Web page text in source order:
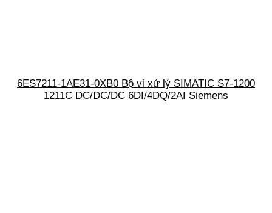
6ES7211-1AE31-0XB0 Bộ vi xử lý SIMATIC S7-1200
1211C DC/DC/DC 6DI/4DQ/2AI Siemens